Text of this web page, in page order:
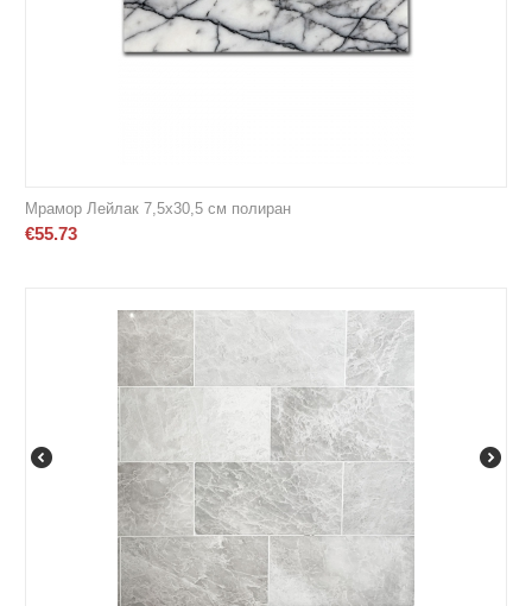
Мрамор Лейлак 7,5х30,5 см полиран
€55.73